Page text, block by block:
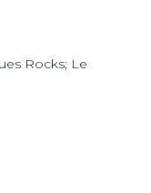
Rocks; Le